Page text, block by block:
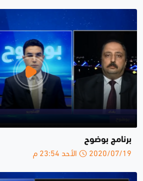
برنامج بوضوح
2020/07/19 الأحد 23:54 م